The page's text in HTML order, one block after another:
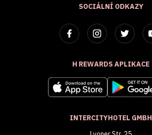
SOCIÁLNÍ ODKAZY
H REWARDS APLIKACE
INTERCITYHOTEL GMBH